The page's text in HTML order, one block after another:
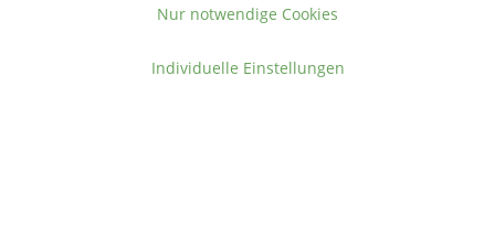
Nur notwendige Cookies
Individuelle Einstellungen